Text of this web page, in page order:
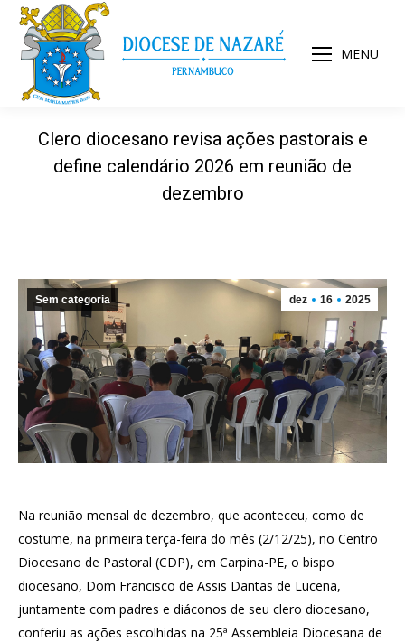
MENU
Clero diocesano revisa ações pastorais e
define calendário 2026 em reunião de
dezembro
dez 16 2025
Sem categoria
Na reunião mensal de dezembro, que aconteceu, como de
costume, na primeira terça-feira do mês (2/12/25), no Centro
Diocesano de Pastoral (CDP), em Carpina-PE, o bispo
diocesano, Dom Francisco de Assis Dantas de Lucena,
juntamente com padres e diáconos de seu clero diocesano,
conferiu as ações escolhidas na 25ª Assembleia Diocesana de